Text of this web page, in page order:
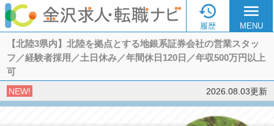

履歴
menu
MENU
【北陸3県内】北陸を拠点とする地銀系証券会社の営業スタッ
フ／経験者採用／土日休み／年間休日120日／年収500万円以上
可
NEW! 2026.08.03更新